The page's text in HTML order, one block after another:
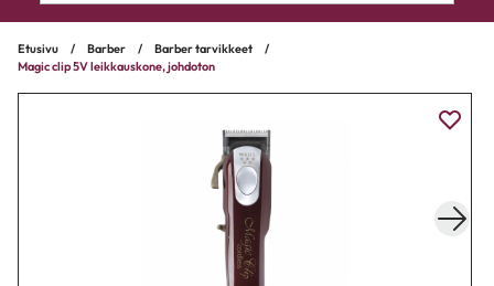
Etusivu / Barber / Barber tarvikkeet
/
Magic clip 5V leikkauskone, johdoton